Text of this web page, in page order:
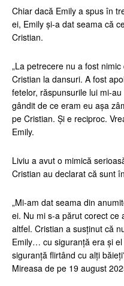
Chiar dacă Emily a spus în
ei, Emily și-a dat seama că
Cristian.
„La petrecere nu a fost
Cristian la dansuri. A fost
fetelor, răspunsurile lui mi-
gândit de ce eram eu așa
pe Cristian. Și e reciproc.
Emily.
Liviu a avut o mimică
Cristian au declarat că sunt
„Mi-am dat seama din
ei. Nu mi s-a părut corect ce
altfel. Cristian a susținut că
Emily… cu siguranță era și
siguranță flirtând cu alți
Mireasa de pe 19 august